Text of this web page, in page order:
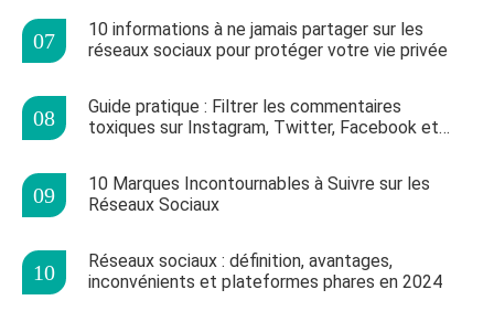
10 informations à ne jamais partager sur les
réseaux sociaux pour protéger votre vie privée
Guide pratique : Filtrer les commentaires
toxiques sur Instagram, Twitter, Facebook et
10 Marques Incontournables à Suivre sur les
Réseaux Sociaux
Réseaux sociaux : définition, avantages,
inconvénients et plateformes phares en 2024